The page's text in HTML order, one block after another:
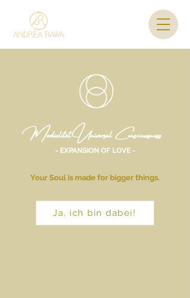
Medialität Universal Consciousness
- EXPANSION OF LOVE -
Your Soul is made for bigger things.
Ja, ich bin dabei!